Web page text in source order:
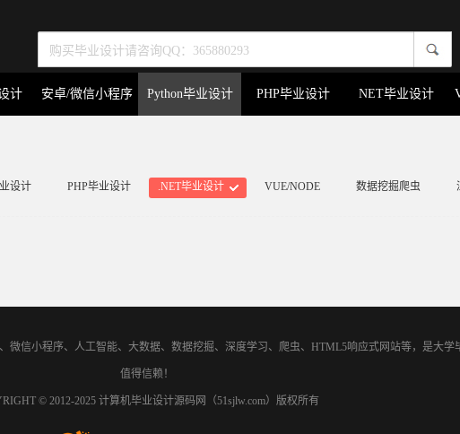
计 安卓/微信小程序 Python毕业设计 PHP毕业设计 NET毕业设计
设计 PHP毕业设计 .NET毕业设计 VUE/NODE 数据挖掘爬虫
微信小程序、人工智能、大数据、数据挖掘、深度学习、爬虫、HTML5响应式网站等，是大
值得信赖！
© 2012-2025 计算机毕业设计源码网（51sjlw.com）版权所有